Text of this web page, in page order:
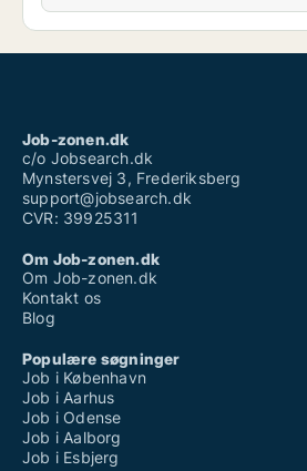
Job-zonen.dk
c/o Jobsearch.dk
Mynstersvej 3, Frederiksberg
support@jobsearch.dk
CVR: 39925311
Om Job-zonen.dk
Om Job-zonen.dk
Kontakt os
Blog
Populære søgninger
Job i København
Job i Aarhus
Job i Odense
Job i Aalborg
Job i Esbjerg